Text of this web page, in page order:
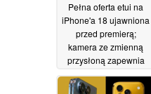
Pełna oferta etui na
iPhone'a 18 ujawniona
przed premierą;
kamera ze zmienną
przysłoną zapewnia
grubszą konstrukcję
23/05/2026